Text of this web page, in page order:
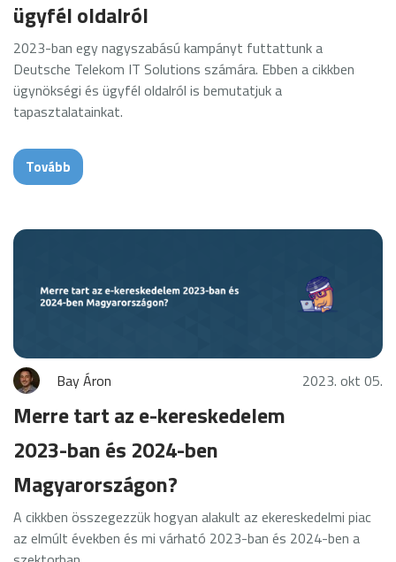
ügyfél oldalról
2023-ban egy nagyszabású kampányt futtattunk a
Deutsche Telekom IT Solutions számára. Ebben a cikkben
ügynökségi és ügyfél oldalról is bemutatjuk a
tapasztalatainkat.
Tovább
Bay Áron 2023. okt 05.
Merre tart az e-kereskedelem
2023-ban és 2024-ben
Magyarországon?
A cikkben összegezzük hogyan alakult az ekereskedelmi piac
az elmúlt években és mi várható 2023-ban és 2024-ben a